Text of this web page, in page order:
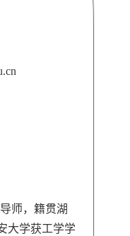
师，籍贯湖
大学获工学学